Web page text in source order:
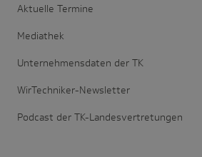
Aktuelle Termine
Mediathek
Unternehmensdaten der TK
WirTechniker-Newsletter
Podcast der TK-Landesvertretungen